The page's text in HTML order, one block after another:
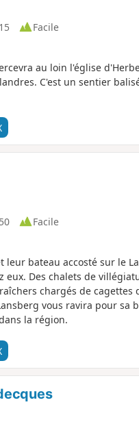
Facile
au loin l'église
C'est un sentier
Facile
bateau accosté sur le
Des chalets de
chargés de cagettes
vous ravira pour sa
la région.